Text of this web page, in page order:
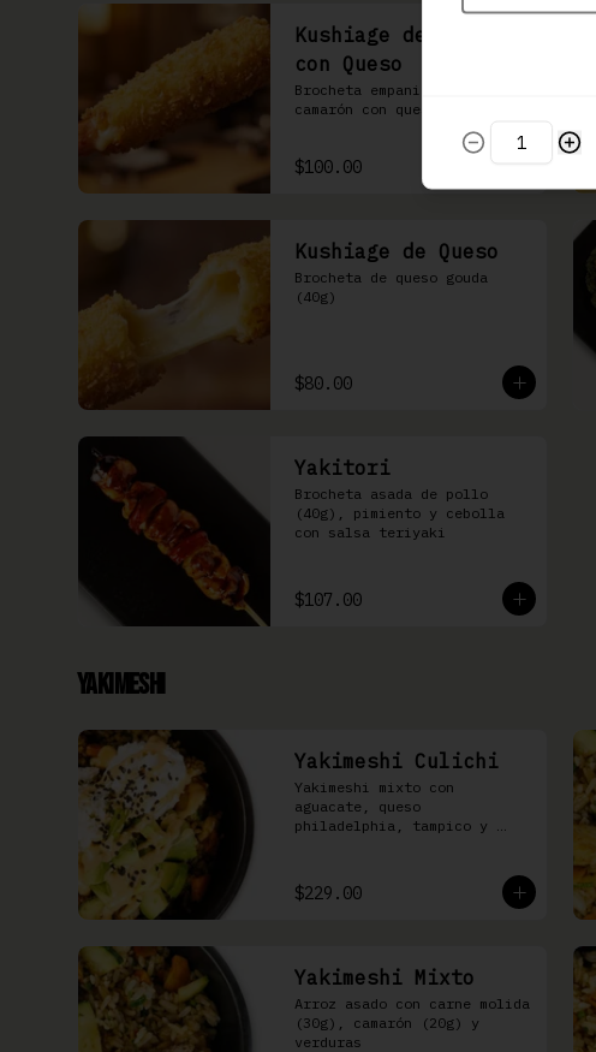
Kushiage de Camarón
con Queso
Brocheta empanizada de
camarón con queso gouda
$100.00
Kushiage de Queso
Brocheta de queso gouda
(40g)
$80.00
Yakitori
Brocheta asada de pollo
(40g), pimiento y cebolla
con salsa teriyaki
$107.00
Yakimeshi
Yakimeshi Culichi
Yakimeshi mixto con
aguacate, queso
philadelphia, tampico y
$229.00
Yakimeshi Mixto
Arroz asado con carne molida
(30g), camarón (20g) y
verduras